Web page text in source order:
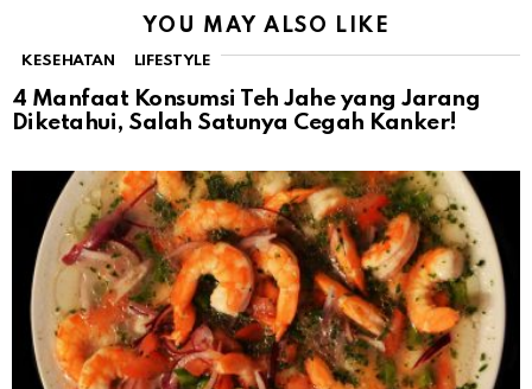
YOU MAY ALSO LIKE
KESEHATAN LIFESTYLE
4 Manfaat Konsumsi Teh Jahe yang Jarang
Diketahui, Salah Satunya Cegah Kanker!